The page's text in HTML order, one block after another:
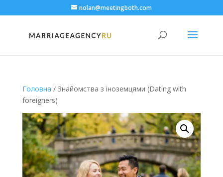
nolan@meetingboth.com
Головна / Знайомства з іноземцями (Dating with
foreigners)